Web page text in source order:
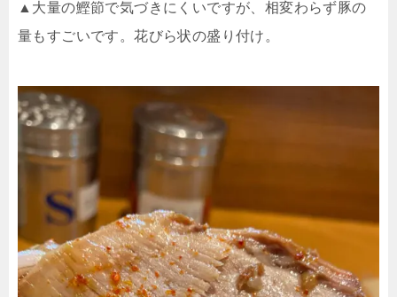
▲大量の鰹節で気づきにくいですが、相変わらず豚の
量もすごいです。花びら状の盛り付け。